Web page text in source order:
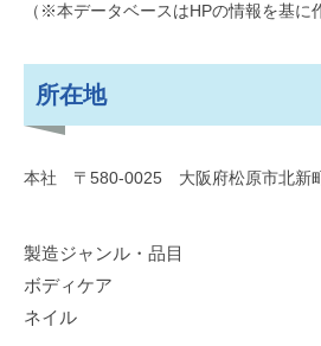
（※本データベースはHPの情報を基に
所在地
本社 〒580-0025 大阪府松原市北新
製造ジャンル・品目
ボディケア
ネイル